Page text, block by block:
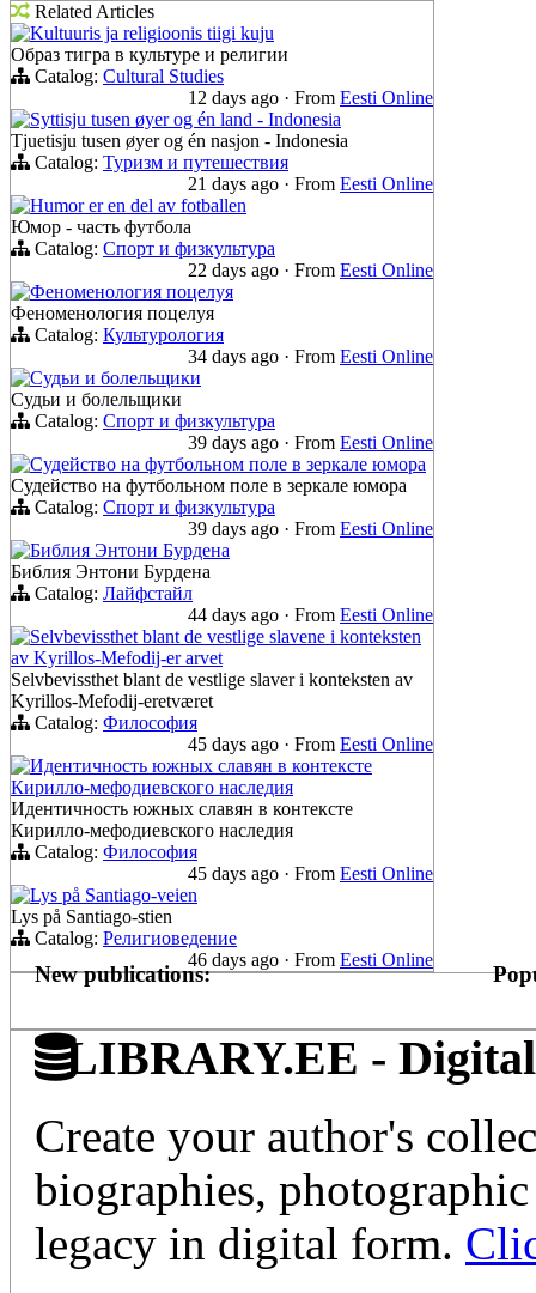
Related Articles
Kultuuris ja religioonis tiigi kuju
Образ тигра в культуре и религии
Catalog: Cultural Studies
12 days ago · From Eesti Online
Syttisju tusen øyer og én land - Indonesia
Tjuetisju tusen øyer og én nasjon - Indonesia
Catalog: Туризм и путешествия
21 days ago · From Eesti Online
Humor er en del av fotballen
Юмор - часть футбола
Catalog: Спорт и физкультура
22 days ago · From Eesti Online
Феноменология поцелуя
Феноменология поцелуя
Catalog: Культурология
34 days ago · From Eesti Online
Судьи и болельщики
Судьи и болельщики
Catalog: Спорт и физкультура
39 days ago · From Eesti Online
Судейство на футбольном поле в зеркале юмора
Судейство на футбольном поле в зеркале юмора
Catalog: Спорт и физкультура
39 days ago · From Eesti Online
Библия Энтони Бурдена
Библия Энтони Бурдена
Catalog: Лайфстайл
44 days ago · From Eesti Online
Selvbevissthet blant de vestlige slavene i konteksten
av Kyrillos-Mefodij-er arvet
Selvbevissthet blant de vestlige slaver i konteksten av
Kyrillos-Mefodij-eretværet
Catalog: Философия
45 days ago · From Eesti Online
Идентичность южных славян в контексте
Кирилло-мефодиевского наследия
Идентичность южных славян в контексте
Кирилло-мефодиевского наследия
Catalog: Философия
45 days ago · From Eesti Online
Lys på Santiago-veien
Lys på Santiago-stien
Catalog: Религиоведение
46 days ago · From Eesti Online
New publications:
LIBRARY.EE -
Create your author's
biographies,
legacy in digital form.